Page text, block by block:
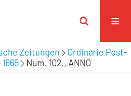
Zeitungen
Ordinarie Post-
1665 Num. 102., ANNO